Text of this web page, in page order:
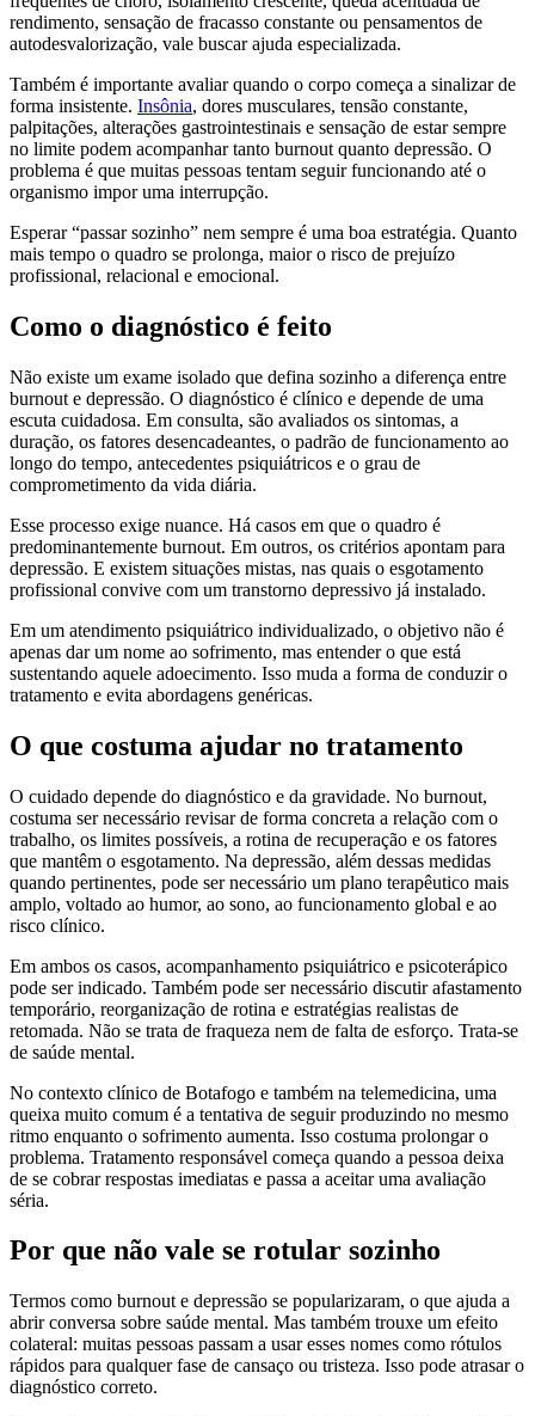
rendimento, sensação de fracasso constante ou pensamentos de
autodesvalorização, vale buscar ajuda especializada.
Também é importante avaliar quando o corpo começa a sinalizar de
forma insistente. Insônia, dores musculares, tensão constante,
palpitações, alterações gastrointestinais e sensação de estar sempre
no limite podem acompanhar tanto burnout quanto depressão. O
problema é que muitas pessoas tentam seguir funcionando até o
organismo impor uma interrupção.
Esperar “passar sozinho” nem sempre é uma boa estratégia. Quanto
mais tempo o quadro se prolonga, maior o risco de prejuízo
profissional, relacional e emocional.
Como o diagnóstico é feito
Não existe um exame isolado que defina sozinho a diferença entre
burnout e depressão. O diagnóstico é clínico e depende de uma
escuta cuidadosa. Em consulta, são avaliados os sintomas, a
duração, os fatores desencadeantes, o padrão de funcionamento ao
longo do tempo, antecedentes psiquiátricos e o grau de
comprometimento da vida diária.
Esse processo exige nuance. Há casos em que o quadro é
predominantemente burnout. Em outros, os critérios apontam para
depressão. E existem situações mistas, nas quais o esgotamento
profissional convive com um transtorno depressivo já instalado.
Em um atendimento psiquiátrico individualizado, o objetivo não é
apenas dar um nome ao sofrimento, mas entender o que está
sustentando aquele adoecimento. Isso muda a forma de conduzir o
tratamento e evita abordagens genéricas.
O que costuma ajudar no tratamento
O cuidado depende do diagnóstico e da gravidade. No burnout,
costuma ser necessário revisar de forma concreta a relação com o
trabalho, os limites possíveis, a rotina de recuperação e os fatores
que mantêm o esgotamento. Na depressão, além dessas medidas
quando pertinentes, pode ser necessário um plano terapêutico mais
amplo, voltado ao humor, ao sono, ao funcionamento global e ao
risco clínico.
Em ambos os casos, acompanhamento psiquiátrico e psicoterápico
pode ser indicado. Também pode ser necessário discutir afastamento
temporário, reorganização de rotina e estratégias realistas de
retomada. Não se trata de fraqueza nem de falta de esforço. Trata-se
de saúde mental.
No contexto clínico de Botafogo e também na telemedicina, uma
queixa muito comum é a tentativa de seguir produzindo no mesmo
ritmo enquanto o sofrimento aumenta. Isso costuma prolongar o
problema. Tratamento responsável começa quando a pessoa deixa
de se cobrar respostas imediatas e passa a aceitar uma avaliação
séria.
Por que não vale se rotular sozinho
Termos como burnout e depressão se popularizaram, o que ajuda a
abrir conversa sobre saúde mental. Mas também trouxe um efeito
colateral: muitas pessoas passam a usar esses nomes como rótulos
rápidos para qualquer fase de cansaço ou tristeza. Isso pode atrasar o
diagnóstico correto.